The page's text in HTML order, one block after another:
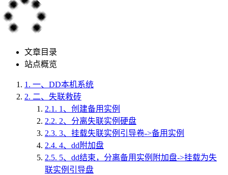
文章目录
站点概览
1. 一、DD本机系统
2. 二、失联救砖
2.1. 1、创建备用实例
2.2. 2、分离失联实例硬盘
2.3. 3、挂载失联实例引导卷->备用实例
2.4. 4、dd附加盘
2.5. 5、dd结束，分离备用实例附加盘->挂载为失
联实例引导盘